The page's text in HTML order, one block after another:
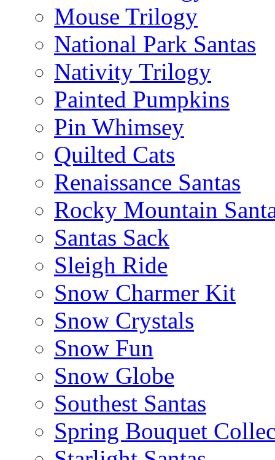
Mouse Trilogy
National Park Santas
Nativity Trilogy
Painted Pumpkins
Pin Whimsey
Quilted Cats
Renaissance Santas
Rocky Mountain
Santas Sack
Sleigh Ride
Snow Charmer Kit
Snow Crystals
Snow Fun
Snow Globe
Southest Santas
Spring Bouquet